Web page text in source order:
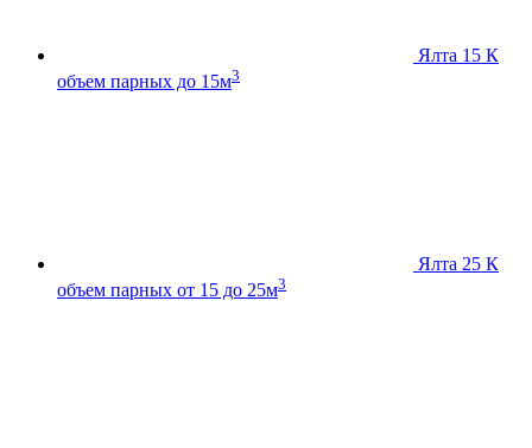
Ялта 15 К
объем парных до 15м3
Ялта 25 К
объем парных от 15 до 25м3